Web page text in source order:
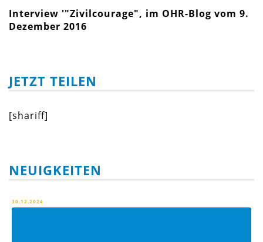
Interview '"Zivilcourage", im OHR-Blog vom 9.
Dezember 2016
JETZT TEILEN
[shariff]
NEUIGKEITEN
30.12.2024